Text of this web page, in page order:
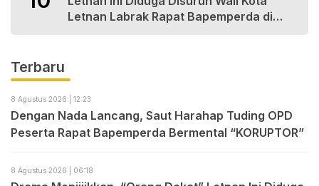
Letnan Labrak Rapat Bapemperda di
Terbaru
8 Agustus 2026 | 12:23
Dengan Nada Lancang, Saut Harahap Tuding OPD
Peserta Rapat Bapemperda Bermental “KORUPTOR”
8 Agustus 2026 | 06:18